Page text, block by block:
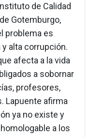
de Calidad
Gotemburgo,
problema es
alta corrupción.
afecta a la vida
a sobornar
profesores,
Lapuente afirma
ya no existe y
a los